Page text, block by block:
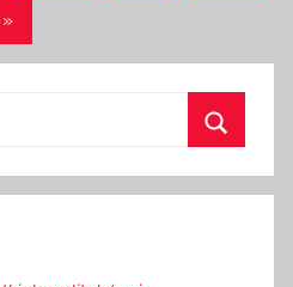
Następne
wpisy
»